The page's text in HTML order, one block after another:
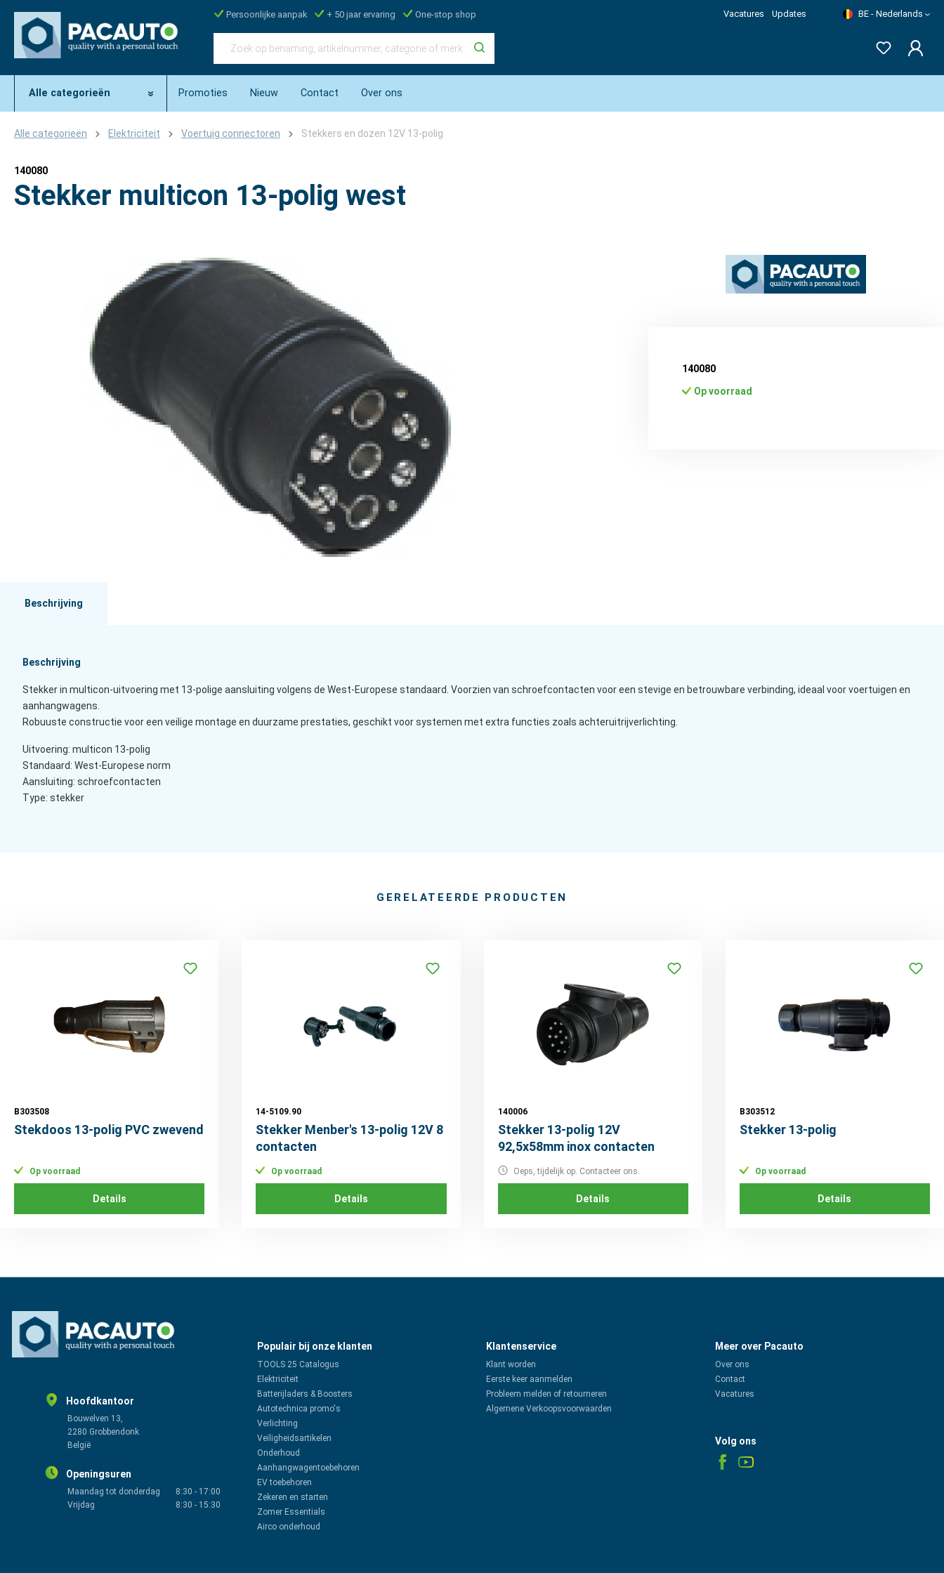
Persoonlijke aanpak + 50 jaar ervaring One-stop shop Vacatures Updates BE - Nederlands
Alle categorieën Promoties Nieuw Contact Over ons
Alle categorieën Elektriciteit Voertuig connectoren Stekkers en dozen 12V 13-polig
140080
Stekker multicon 13-polig west
140080
Op voorraad
Beschrijving
Beschrijving
Stekker in multicon-uitvoering met 13-polige aansluiting volgens de West-Europese standaard. Voorzien van schroefcontacten voor een stevige en betrouwbare verbinding, ideaal voor voertuigen en
aanhangwagens.
Robuuste constructie voor een veilige montage en duurzame prestaties, geschikt voor systemen met extra functies zoals achteruitrijverlichting.
Uitvoering: multicon 13-polig
Standaard: West-Europese norm
Aansluiting: schroefcontacten
Type: stekker
GERELATEERDE PRODUCTEN
B303508
Stekdoos 13-polig PVC zwevend
Op voorraad
Details
14-5109.90
Stekker Menber's 13-polig 12V 8
contacten
Op voorraad
Details
140006
Stekker 13-polig 12V
92,5x58mm inox contacten
Oeps, tijdelijk op. Contacteer ons.
Details
B303512
Stekker 13-polig
Op voorraad
Details
Hoofdkantoor
Bouwelven 13,
2280 Grobbendonk
België
Openingsuren
Maandag tot donderdag 8:30 - 17:00
Vrijdag
8:30 - 15:30
Populair bij onze klanten
TOOLS 25 Catalogus
Elektriciteit
Batterijladers & Boosters
Autotechnica promo's
Verlichting
Veiligheidsartikelen
Onderhoud
Aanhangwagentoebehoren
EV toebehoren
Zekeren en starten
Zomer Essentials
Airco onderhoud
Klantenservice
Klant worden
Eerste keer aanmelden
Probleem melden of retourneren
Algemene Verkoopsvoorwaarden
Meer over Pacauto
Over ons
Contact
Vacatures
Volg ons